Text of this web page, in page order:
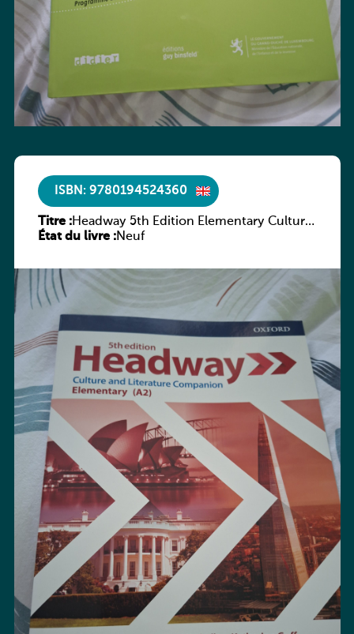
ISBN: 9780194524360
Titre :Headway 5th Edition Elementary Culture
and Literature Companion
État du livre :Neuf